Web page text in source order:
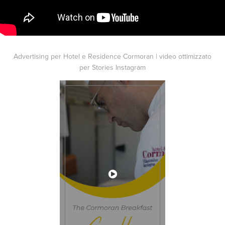
Advertising per Hotel e Residence Cormoran | video ottimizzato
per Stories Instagram